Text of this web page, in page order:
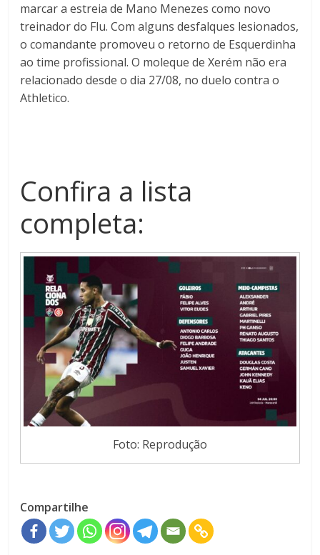
marcar a estreia de Mano Menezes como novo
treinador do Flu. Com alguns desfalques lesionados,
o comandante promoveu o retorno de Esquerdinha
ao time profissional. O moleque de Xerém não era
relacionado desde o dia 27/08, no duelo contra o
Athletico.
Confira a lista
completa:
Foto: Reprodução
Compartilhe